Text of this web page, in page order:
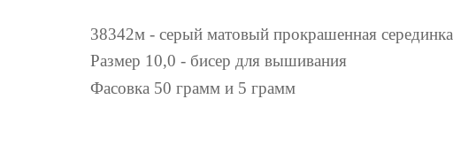
38342м - серый матовый прокрашенная серединка
Размер 10,0 - бисер для вышивания
Фасовка 50 грамм и 5 грамм